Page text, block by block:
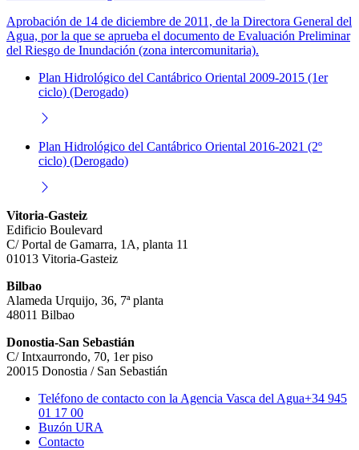
Aprobación de 14 de diciembre de 2011, de la Directora General del
Agua, por la que se aprueba el documento de Evaluación Preliminar
del Riesgo de Inundación (zona intercomunitaria).
Plan Hidrológico del Cantábrico Oriental 2009-2015 (1er
ciclo) (Derogado)
Plan Hidrológico del Cantábrico Oriental 2016-2021 (2º
ciclo) (Derogado)
Vitoria-Gasteiz
Edificio Boulevard
C/ Portal de Gamarra, 1A, planta 11
01013 Vitoria-Gasteiz
Bilbao
Alameda Urquijo, 36, 7ª planta
48011 Bilbao
Donostia-San Sebastián
C/ Intxaurrondo, 70, 1er piso
20015 Donostia / San Sebastián
Teléfono de contacto con la Agencia Vasca del Agua+34 945
01 17 00
Buzón URA
Contacto